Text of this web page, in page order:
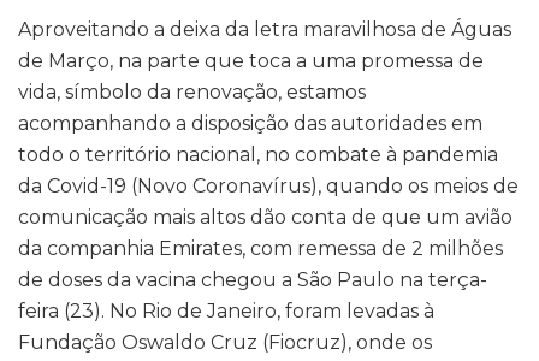
Aproveitando a deixa da letra maravilhosa de Águas
de Março, na parte que toca a uma promessa de
vida, símbolo da renovação, estamos
acompanhando a disposição das autoridades em
todo o território nacional, no combate à pandemia
da Covid-19 (Novo Coronavírus), quando os meios de
comunicação mais altos dão conta de que um avião
da companhia Emirates, com remessa de 2 milhões
de doses da vacina chegou a São Paulo na terça-
feira (23). No Rio de Janeiro, foram levadas à
Fundação Oswaldo Cruz (Fiocruz), onde os